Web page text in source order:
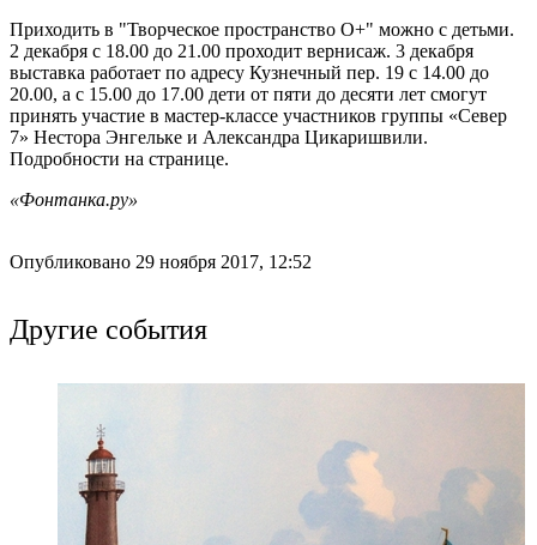
Приходить в "Творческое пространство O+" можно с детьми.
2 декабря с 18.00 до 21.00 проходит вернисаж. 3 декабря
выставка работает по адресу Кузнечный пер. 19 с 14.00 до
20.00, а с 15.00 до 17.00 дети от пяти до десяти лет смогут
принять участие в мастер-классе участников группы «Север
7» Нестора Энгельке и Александра Цикаришвили.
Подробности на странице.
«Фонтанка.ру»
Опубликовано 29 ноября 2017, 12:52
Другие события